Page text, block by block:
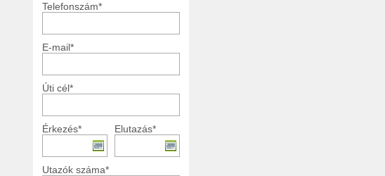
Telefonszám*
E-mail*
Úti cél*
Érkezés* Elutazás*
Utazók száma*